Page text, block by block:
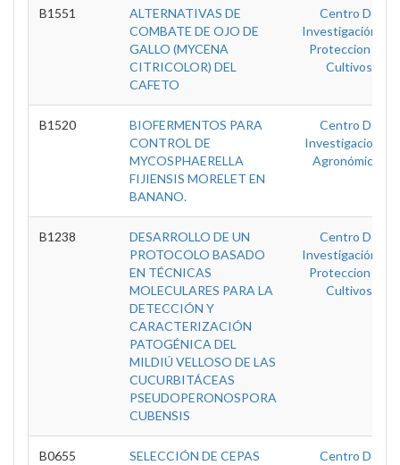
B1551
ALTERNATIVAS DE
COMBATE DE OJO DE
GALLO (MYCENA
CITRICOLOR) DEL
CAFETO
Centro De
Investigación De
Proteccion De
Cultivos
B1520
BIOFERMENTOS PARA
CONTROL DE
MYCOSPHAERELLA
FIJIENSIS MORELET EN
BANANO.
Centro De
Investigaciones
Agronómicas
B1238
DESARROLLO DE UN
PROTOCOLO BASADO
EN TÉCNICAS
MOLECULARES PARA LA
DETECCIÓN Y
CARACTERIZACIÓN
PATOGÉNICA DEL
MILDIÚ VELLOSO DE LAS
CUCURBITÁCEAS
PSEUDOPERONOSPORA
CUBENSIS
Centro De
Investigación De
Proteccion De
Cultivos
B0655
SELECCIÓN DE CEPAS
Centro De